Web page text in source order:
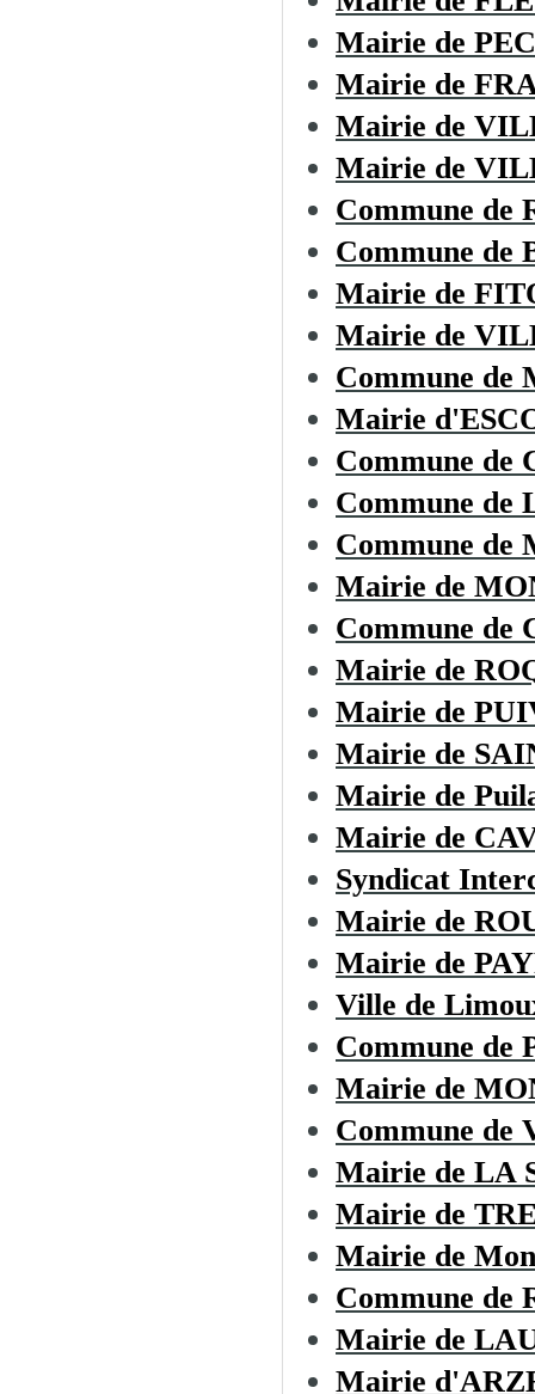
Mairie de
Mairie de
Mairie de
Mairie de
Commune de
Commune de
Mairie de
Mairie de
Commune
Mairie
Commune de
Commune
Commune de
Mairie de
Commune de
Mairie de
Mairie de
Mairie de
Mairie de
Mairie de
Syndicat
Mairie de
Mairie de
Ville de
Commune de
Mairie de
Commune
Mairie de LA
Mairie de
Mairie de
Commune de
Mairie de
Mairie